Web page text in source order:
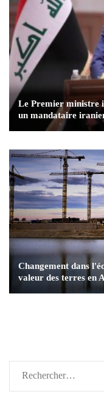
Le Premier ministre
un mandataire
Changement dans
valeur des terres en
Rechercher :